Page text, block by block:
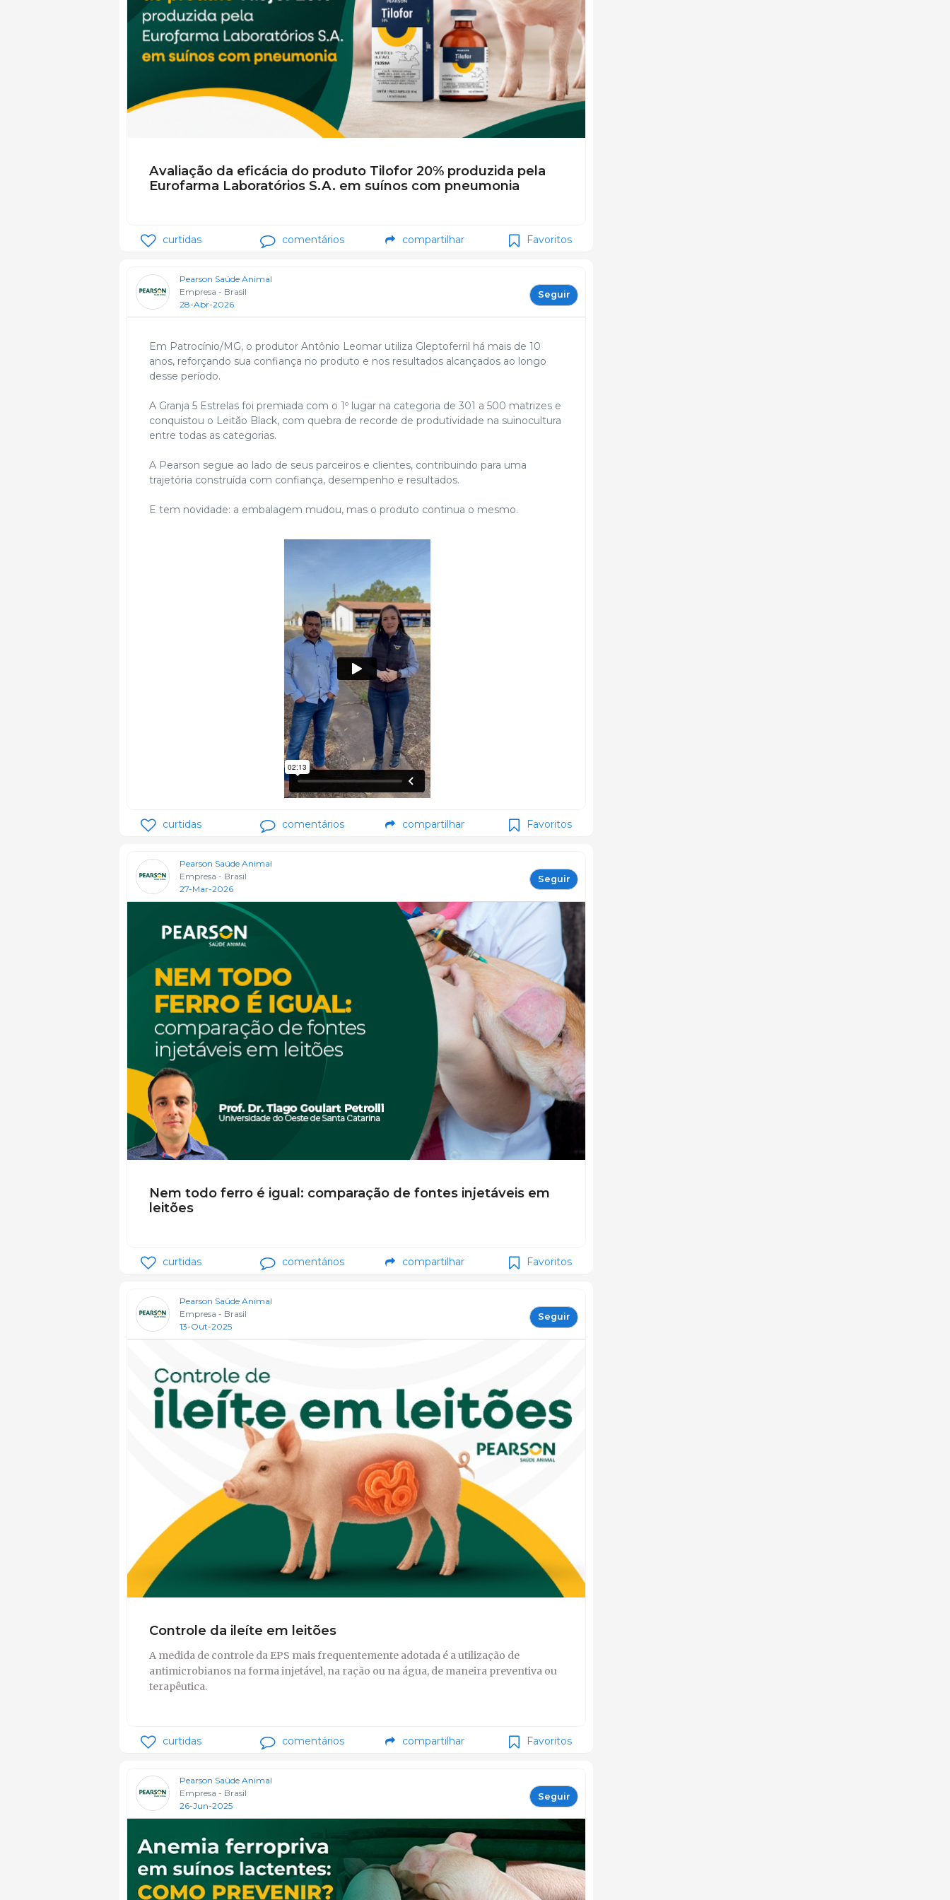
Avaliação da eficácia do produto Tilofor 20% produzida pela
Eurofarma Laboratórios S.A. em suínos com pneumonia
curtidas comentários compartilhar Favoritos
Pearson Saúde Animal
Empresa - Brasil
28-Abr-2026
Seguir
Em Patrocínio/MG, o produtor Antônio Leomar utiliza Gleptoferril há mais de 10
anos, reforçando sua confiança no produto e nos resultados alcançados ao longo
desse período.
A Granja 5 Estrelas foi premiada com o 1º lugar na categoria de 301 a 500 matrizes e
conquistou o Leitão Black, com quebra de recorde de produtividade na suinocultura
entre todas as categorias.
A Pearson segue ao lado de seus parceiros e clientes, contribuindo para uma
trajetória construída com confiança, desempenho e resultados.
E tem novidade: a embalagem mudou, mas o produto continua o mesmo.
curtidas comentários compartilhar Favoritos
Pearson Saúde Animal
Empresa - Brasil
27-Mar-2026
Seguir
Nem todo ferro é igual: comparação de fontes injetáveis em
leitões
curtidas comentários compartilhar Favoritos
Pearson Saúde Animal
Empresa - Brasil
13-Out-2025
Seguir
Controle da ileíte em leitões
A medida de controle da EPS mais frequentemente adotada é a utilização de
antimicrobianos na forma injetável, na ração ou na água, de maneira preventiva ou
terapêutica.
curtidas comentários compartilhar Favoritos
Pearson Saúde Animal
Empresa - Brasil
26-Jun-2025
Seguir